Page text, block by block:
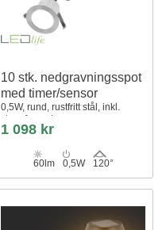
10 stk. nedgravningsspot
med timer/sensor
0,5W, rund, rustfritt stål, inkl.
strømforsyning
1 098 kr
60lm 0,5W 120°